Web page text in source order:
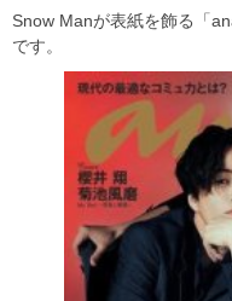
Snow Manが表紙を飾る「
です。